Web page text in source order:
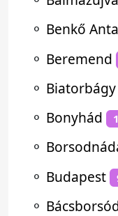
⚬ Benkő
⚬ Beremend
⚬ Biatorbágy
⚬ Bonyhád 1
⚬
⚬ Budapest
⚬